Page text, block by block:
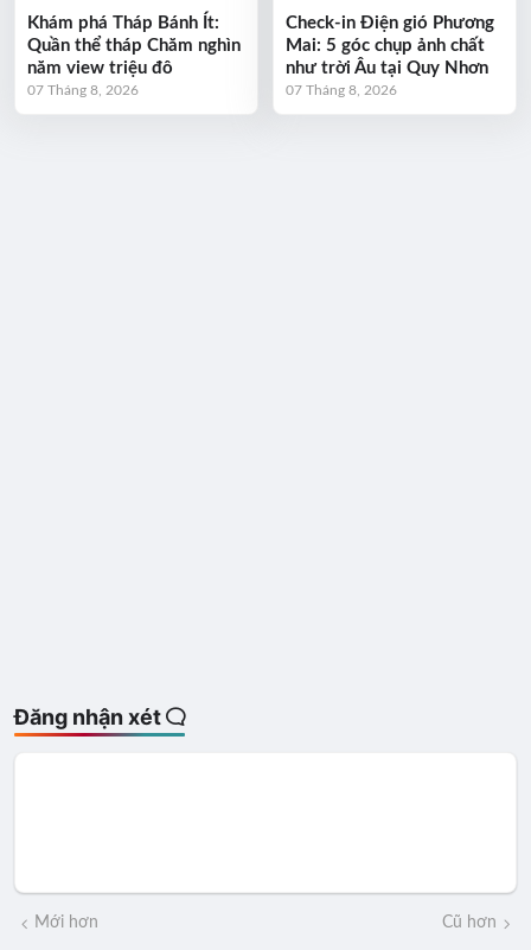
Khám phá Tháp Bánh Ít:
Quần thể tháp Chăm nghìn
năm view triệu đô
07 Tháng 8, 2026
Check-in Điện gió Phương
Mai: 5 góc chụp ảnh chất
như trời Âu tại Quy Nhơn
07 Tháng 8, 2026
Đăng nhận xét
Mới hơn Cũ hơn